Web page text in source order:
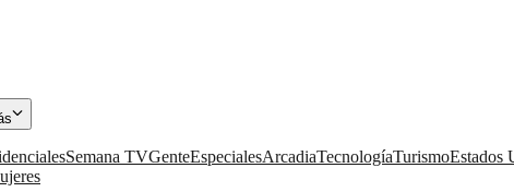
Semana TVGenteEspecialesArcadiaTecnologíaTurismoEstados